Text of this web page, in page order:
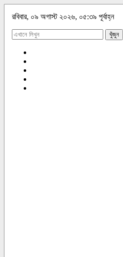
রবিবার, ০৯ অগাস্ট ২০২৬, ০৫:৩৯ পূর্বাহ্ন
খুঁজুন